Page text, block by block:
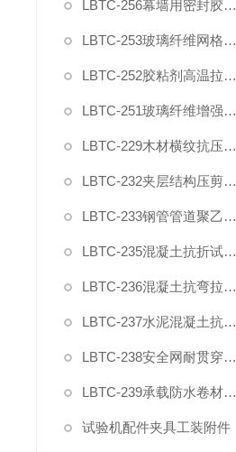
LBTC-256幕墙用密封胶剪切强度夹具
LBTC-253玻璃纤维网格布拉伸断裂强力试验夹具
LBTC-252胶粘剂高温拉伸剪切夹具
LBTC-251玻璃纤维增强水泥四点抗弯装置夹具
LBTC-229木材横纹抗压变形强度测量装置夹具
LBTC-232夹层结构压剪试验装置
LBTC-233钢管管道聚乙烯防腐层弯曲试验模具
LBTC-235混凝土抗折试验装置GBT50081
LBTC-236混凝土抗弯拉试验装置JTGE30
LBTC-237水泥混凝土抗弯拉弹性模量试验装置
LBTC-238安全网耐贯穿测性能试验夹具棒
LBTC-239承载防水卷材剥离强度模具
试验机配件夹具工装附件